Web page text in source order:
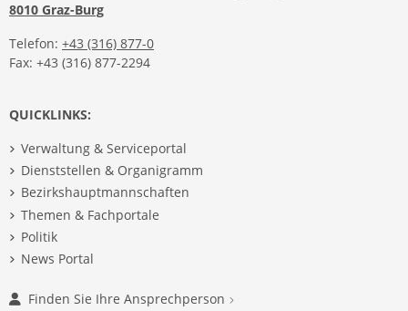
8010 Graz-Burg
Telefon: +43 (316) 877-0
Fax: +43 (316) 877-2294
QUICKLINKS:
Verwaltung & Serviceportal
Dienststellen & Organigramm
Bezirkshauptmannschaften
Themen & Fachportale
Politik
News Portal
Finden Sie Ihre Ansprechperson